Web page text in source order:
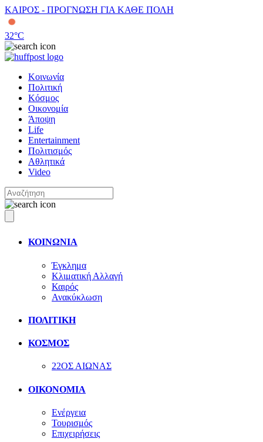
ΚΑΙΡΟΣ - ΠΡΟΓΝΩΣΗ ΓΙΑ ΚΑΘΕ ΠΟΛΗ
32°C
Κοινωνία
Πολιτική
Κόσμος
Οικονομία
Άποψη
Life
Entertainment
Πολιτισμός
Αθλητικά
Video
ΚΟΙΝΩΝΙΑ
Έγκλημα
Κλιματική Αλλαγή
Καιρός
Ανακύκλωση
ΠΟΛΙΤΙΚΗ
ΚΟΣΜΟΣ
22ΟΣ ΑΙΩΝΑΣ
ΟΙΚΟΝΟΜΙΑ
Ενέργεια
Τουρισμός
Επιχειρήσεις